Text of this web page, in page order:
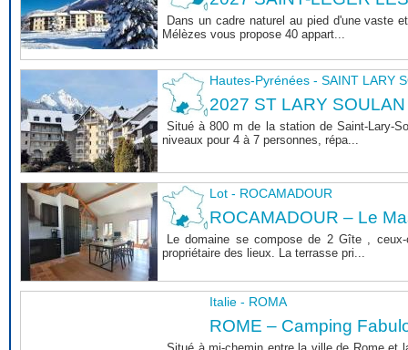
Dans un cadre naturel au pied d'une vaste
Mélèzes vous propose 40 appart...
Hautes-Pyrénées - SAINT LARY
2027 ST LARY SOULAN
Situé à 800 m de la station de Saint-Lary-
niveaux pour 4 à 7 personnes, répa...
Lot - ROCAMADOUR
ROCAMADOUR – Le
Le domaine se compose de 2 Gîte ,
propriétaire des lieux. La terrasse pri...
Italie - ROMA
ROME – Camping